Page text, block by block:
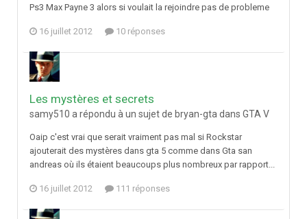
Ps3 Max Payne 3 alors si voulait la rejoindre pas de probleme
16 juillet 2012 10 réponses
Les mystères et secrets
samy510 a répondu à un sujet de bryan-gta dans GTA V
Oaip c'est vrai que serait vraiment pas mal si Rockstar
ajouterait des mystères dans gta 5 comme dans Gta san
andreas où ils étaient beaucoups plus nombreux par rapport...
16 juillet 2012 111 réponses